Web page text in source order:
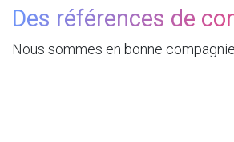
Des références de
Nous sommes en bonne compagnie.